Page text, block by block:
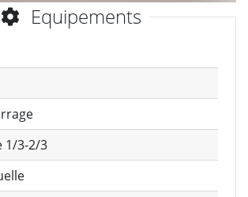
Equipements
1/3-2/3